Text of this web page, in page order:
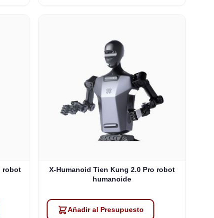
robot
X-Humanoid Tien Kung 2.0 Pro robot
humanoide
Añadir al Presupuesto